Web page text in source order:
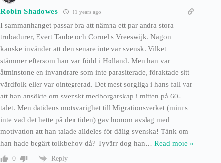
Robin Shadowes 11 years ago
I sammanhanget passar bra att nämna ett par andra stora
trubadurer, Evert Taube och Cornelis Vreeswijk. Någon
kanske invänder att den senare inte var svensk. Vilket
stämmer eftersom han var född i Holland. Men han var
åtminstone en invandrare som inte parasiterade, föraktade sitt
värdfolk eller var ointegrerad. Det mest sorgliga i hans fall var
att han ansökte om svenskt medborgarskap i mitten på 60-
talet. Men dåtidens motsvarighet till Migrationsverket (minns
inte vad det hette på den tiden) gav honom avslag med
motivation att han talade alldeles för dålig svenska! Tänk om
han hade begärt tolkbehov då? Tyvärr dog han… Read more »
0 Reply